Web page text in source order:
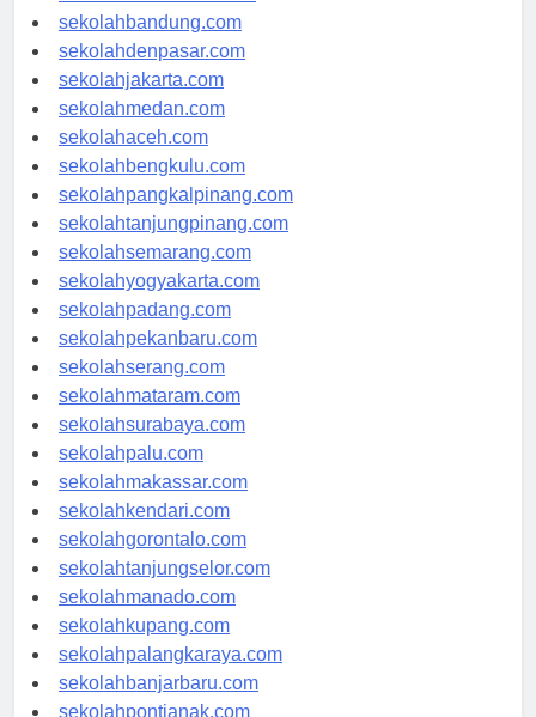
sekolahsamarinda.com
sekolahbandung.com
sekolahdenpasar.com
sekolahjakarta.com
sekolahmedan.com
sekolahaceh.com
sekolahbengkulu.com
sekolahpangkalpinang.com
sekolahtanjungpinang.com
sekolahsemarang.com
sekolahyogyakarta.com
sekolahpadang.com
sekolahpekanbaru.com
sekolahserang.com
sekolahmataram.com
sekolahsurabaya.com
sekolahpalu.com
sekolahmakassar.com
sekolahkendari.com
sekolahgorontalo.com
sekolahtanjungselor.com
sekolahmanado.com
sekolahkupang.com
sekolahpalangkaraya.com
sekolahbanjarbaru.com